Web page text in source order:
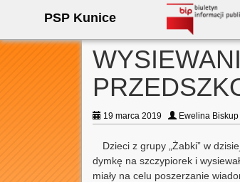
PSP Kunice
19 marca 2019 Ewelina Biskup
Dzieci z grupy „Żabki” w
dymkę na szczypiorek i
miały na celu poszerzanie